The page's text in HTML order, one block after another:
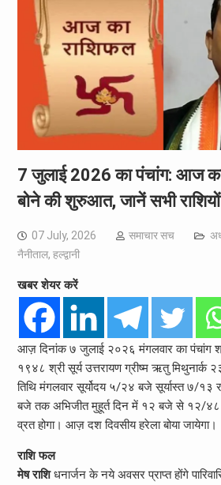
7 जुलाई 2026 का पंचांग: आज
बोने की शुरुआत, जानें सभी
07 July, 2026 समाचार सच
नैनीताल, हल्द्वानी
खबर शेयर करें
आज़ दिनांक ७ जुलाई २०२६ मंगलवार का पंचांग
१९४८ श्री सूर्य उत्तरायण ग्रीष्म ऋतु मिथुनार्क
तिथि मंगलवार सूर्योदय ५/२४ बजे सूर्यास्त ७/
बजे तक अभिजीत मुहूर्त दिन में १२ बजे से १२/
व्रत होगा। आज़ दश दिवसीय हरेला बोया जायेगा।
राशि फल
मेष राशिधनार्जन के नये अवसर प्राप्त होंगे